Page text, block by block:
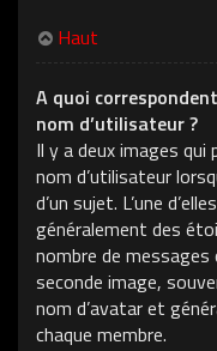
Haut
A quoi
nom d’utilisateur ?
Il y a deux images
nom d’utilisateur
d’un sujet. L’une
généralement des
nombre de
seconde image,
nom d’avatar et
chaque membre.